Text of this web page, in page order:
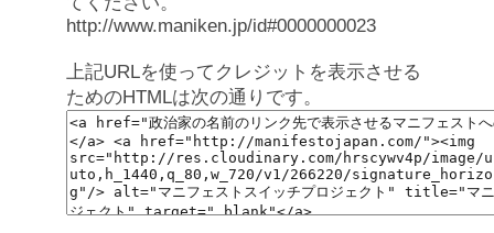
http://www.maniken.jp/id#0000000023
上記URLを使ってクレジットを表示させる
ためのHTMLは次の通りです。